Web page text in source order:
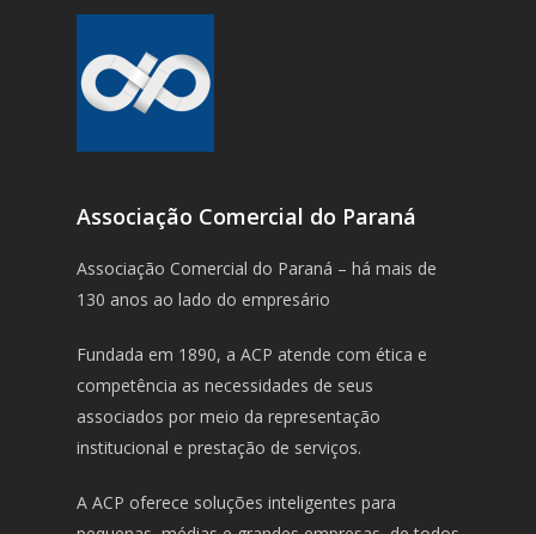
Associação Comercial do Paraná
Associação Comercial do Paraná – há mais de
130 anos ao lado do empresário
Fundada em 1890, a ACP atende com ética e
competência as necessidades de seus
associados por meio da representação
institucional e prestação de serviços.
A ACP oferece soluções inteligentes para